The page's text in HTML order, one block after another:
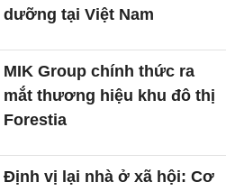
dưỡng tại Việt Nam
MIK Group chính thức ra
mắt thương hiệu khu đô thị
Forestia
Định vị lại nhà ở xã hội: Cơ